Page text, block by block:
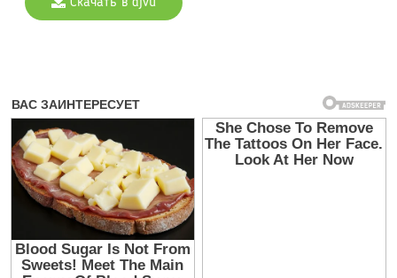
Скачать в djvu